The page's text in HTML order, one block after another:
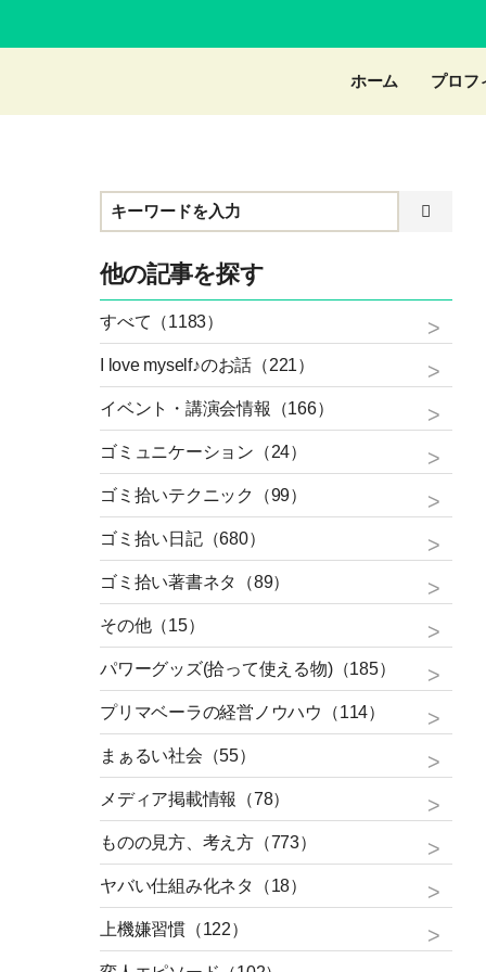
ホーム プロフ
他の記事を探す
すべて（1183）
I love myself♪のお話（221）
イベント・講演会情報（166）
ゴミュニケーション（24）
ゴミ拾いテクニック（99）
ゴミ拾い日記（680）
ゴミ拾い著書ネタ（89）
その他（15）
パワーグッズ(拾って使える物)（185）
プリマベーラの経営ノウハウ（114）
まぁるい社会（55）
メディア掲載情報（78）
ものの見方、考え方（773）
ヤバい仕組み化ネタ（18）
上機嫌習慣（122）